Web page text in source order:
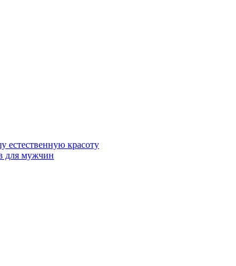
естественную красоту
для мужчин